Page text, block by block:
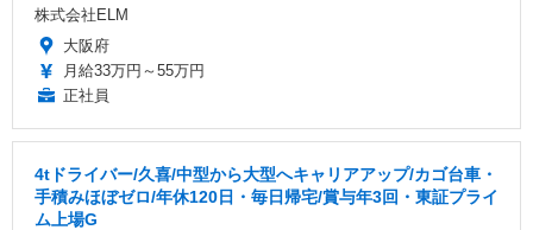
株式会社ELM
大阪府
月給33万円～55万円
正社員
4tドライバー/久喜/中型から大型へキャリアアップ/カゴ台車・
手積みほぼゼロ/年休120日・毎日帰宅/賞与年3回・東証プライ
ム上場G